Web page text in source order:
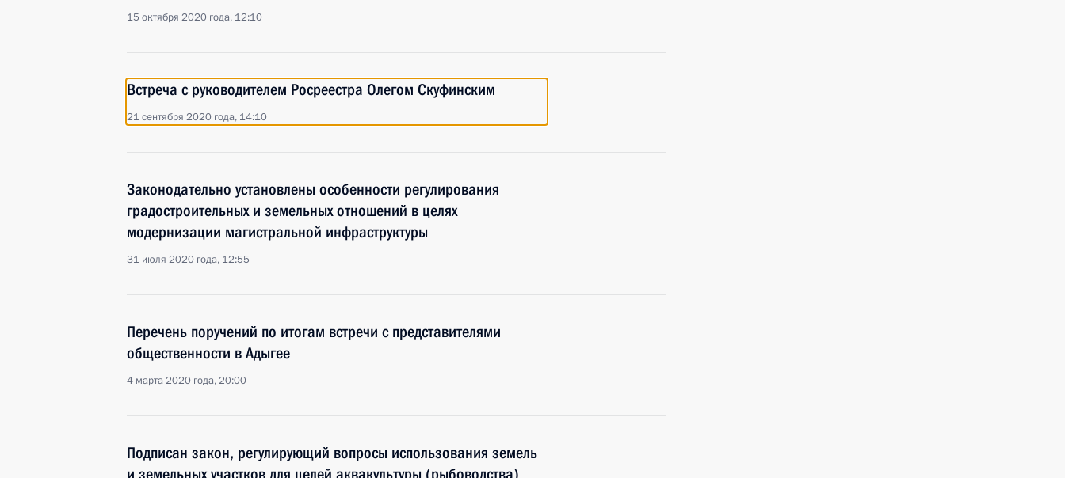
15 октября 2020 года, 12:10
Встреча с руководителем Росреестра Олегом Скуфинским
21 сентября 2020 года, 14:10
Законодательно установлены особенности регулирования
градостроительных и земельных отношений в целях
модернизации магистральной инфраструктуры
31 июля 2020 года, 12:55
Перечень поручений по итогам встречи с представителями
общественности в Адыгее
4 марта 2020 года, 20:00
Подписан закон, регулирующий вопросы использования земель
и земельных участков для целей аквакультуры (рыбоводства)